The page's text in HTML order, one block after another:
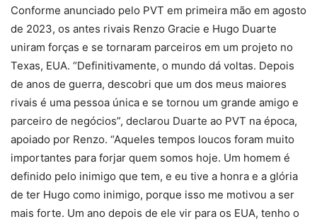
Conforme anunciado pelo PVT em primeira mão em agosto
de 2023, os antes rivais Renzo Gracie e Hugo Duarte
uniram forças e se tornaram parceiros em um projeto no
Texas, EUA. “Definitivamente, o mundo dá voltas. Depois
de anos de guerra, descobri que um dos meus maiores
rivais é uma pessoa única e se tornou um grande amigo e
parceiro de negócios”, declarou Duarte ao PVT na época,
apoiado por Renzo. “Aqueles tempos loucos foram muito
importantes para forjar quem somos hoje. Um homem é
definido pelo inimigo que tem, e eu tive a honra e a glória
de ter Hugo como inimigo, porque isso me motivou a ser
mais forte. Um ano depois de ele vir para os EUA, tenho o